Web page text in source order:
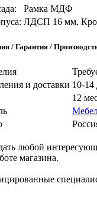
Рамка МДФ
ЛДСП 16 мм,
/ Гарантия /
и доставки 10-14
12
любой
магазина.